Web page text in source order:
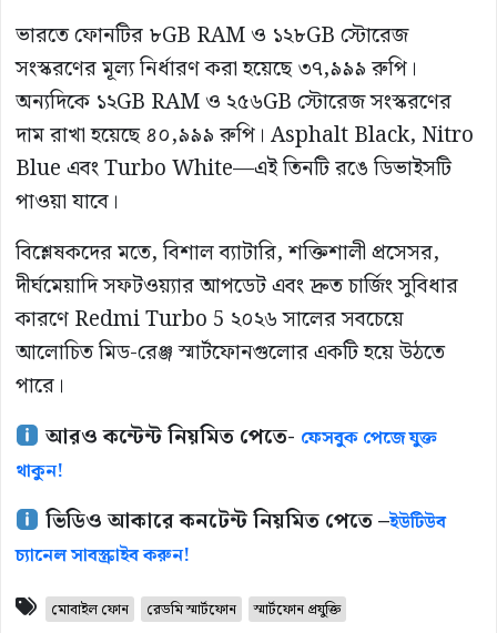
ভারতে ফোনটির ৮GB RAM ও ১২৮GB স্টোরেজ
সংস্করণের মূল্য নির্ধারণ করা হয়েছে ৩৭,৯৯৯ রুপি।
অন্যদিকে ১২GB RAM ও ২৫৬GB স্টোরেজ সংস্করণের
দাম রাখা হয়েছে ৪০,৯৯৯ রুপি। Asphalt Black, Nitro
Blue এবং Turbo White—এই তিনটি রঙে ডিভাইসটি
পাওয়া যাবে।
বিশ্লেষকদের মতে, বিশাল ব্যাটারি, শক্তিশালী প্রসেসর,
দীর্ঘমেয়াদি সফটওয়্যার আপডেট এবং দ্রুত চার্জিং সুবিধার
কারণে Redmi Turbo 5 ২০২৬ সালের সবচেয়ে
আলোচিত মিড-রেঞ্জ স্মার্টফোনগুলোর একটি হয়ে উঠতে
পারে।
আরও কন্টেন্ট নিয়মিত পেতে- ফেসবুক পেজে যুক্ত
থাকুন!
ভিডিও আকারে কনটেন্ট নিয়মিত পেতে –ইউটিউব
চ্যানেল সাবস্ক্রাইব করুন!
মোবাইল ফোন রেডমি স্মার্টফোন স্মার্টফোন প্রযুক্তি